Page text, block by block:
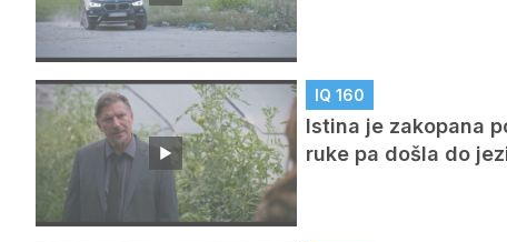
IQ 160
Istina je zakopana
ruke pa došla do